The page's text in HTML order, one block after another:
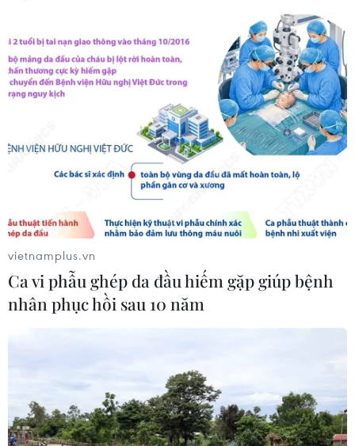
TIN CÙNG CHUYÊN MỤC
vietnamplus.vn
Ca vi phẫu ghép da đầu hiếm gặp giúp bệnh
nhân phục hồi sau 10 năm